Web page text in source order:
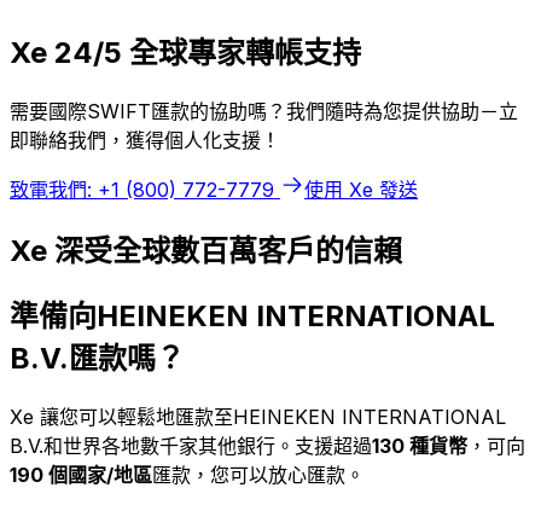
Xe 24/5 全球專家轉帳支持
需要國際SWIFT匯款的協助嗎？我們隨時為您提供協助－立
即聯絡我們，獲得個人化支援！
致電我們: +1 (800) 772-7779 使用 Xe 發送
Xe 深受全球數百萬客戶的信賴
準備向HEINEKEN INTERNATIONAL
B.V.匯款嗎？
Xe 讓您可以輕鬆地匯款至HEINEKEN INTERNATIONAL
B.V.和世界各地數千家其他銀行。支援超過130 種貨幣 ，可向
190 個國家/地區匯款，您可以放心匯款。